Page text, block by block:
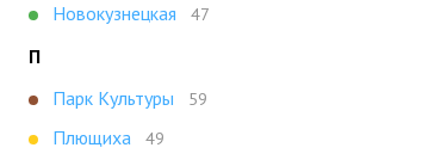
Новокузнецкая 47
П
Парк Культуры
59
Плющиха 49